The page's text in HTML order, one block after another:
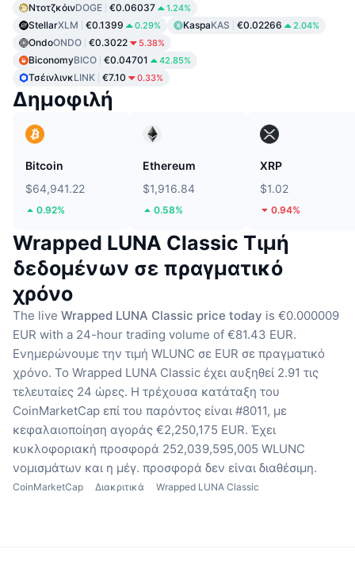
ΝτοτζκόινDOGE €0.06037 1.24%
StellarXLM €0.1399 0.29% KaspaKAS €0.02266 2.04%
OndoONDO €0.3022 5.38%
BiconomyBICO €0.04701 42.85%
ΤσέινλινκLINK €7.10 0.33%
Δημοφιλή
Bitcoin
$64,941.22
0.92%
Ethereum
$1,916.84
0.58%
XRP
$1.02
0.94%
Wrapped LUNA Classic Τιμή
δεδομένων σε πραγματικό
χρόνο
The live Wrapped LUNA Classic price today is €0.000009
EUR with a 24-hour trading volume of €81.43 EUR.
Ενημερώνουμε την τιμή WLUNC σε EUR σε πραγματικό
χρόνο. Το Wrapped LUNA Classic έχει αυξηθεί 2.91 τις
τελευταίες 24 ώρες. Η τρέχουσα κατάταξη του
CoinMarketCap επί του παρόντος είναι #8011, με
κεφαλαιοποίηση αγοράς €2,250,175 EUR. Έχει
κυκλοφοριακή προσφορά 252,039,595,005 WLUNC
νομισμάτων και η μέγ. προσφορά δεν είναι διαθέσιμη.
CoinMarketCap Διακριτικά Wrapped LUNA Classic